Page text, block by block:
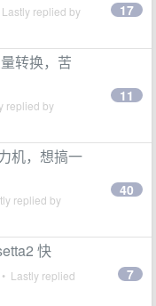
Lastly replied by 17
转换，苦
replied by
11
机，想搞一
replied by
40
快
• Lastly replied
7